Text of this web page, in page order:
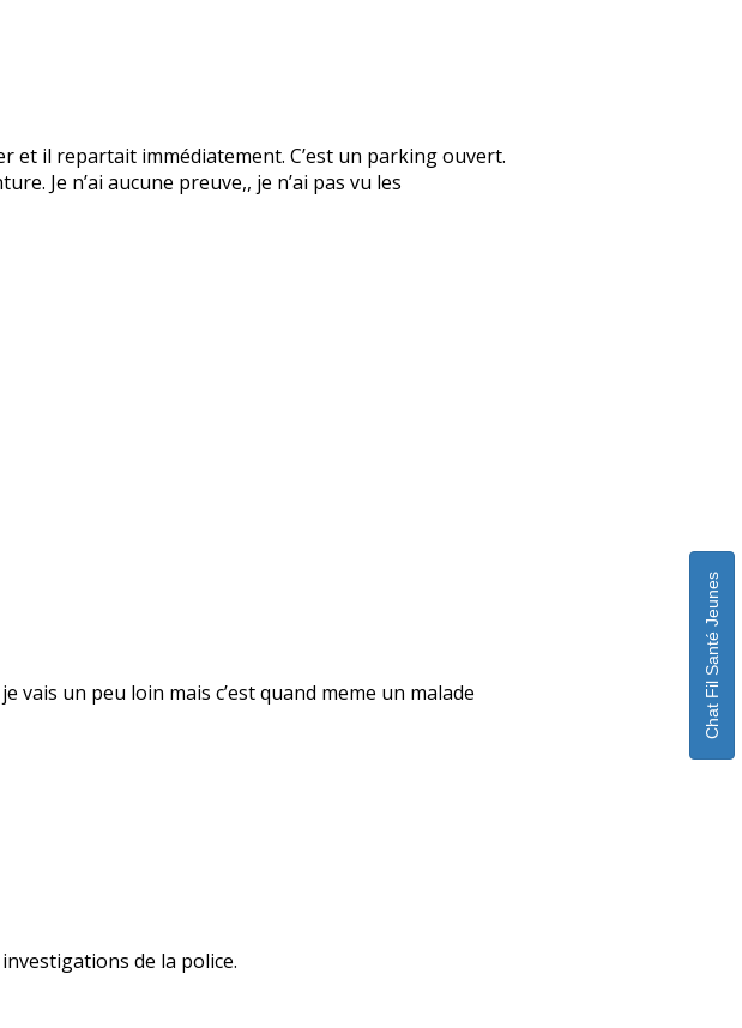
et il repartait immédiatement. C’est un parking ouvert.
Je n’ai aucune preuve,, je n’ai pas vu les
vais un peu loin mais c’est quand meme un malade
de la police.
Chat Fil Santé Jeunes